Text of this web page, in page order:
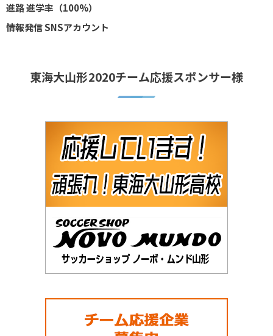
進路 進学率（100%）
情報発信 SNSアカウント
東海大山形2020チーム応援スポンサー様